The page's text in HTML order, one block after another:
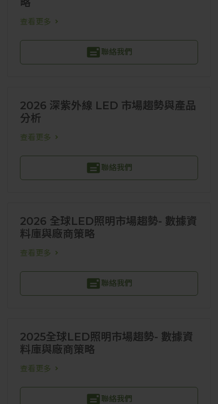
略
查看更多
聯絡我們
2026 深紫外線 LED 市場趨勢與產品
分析
查看更多
聯絡我們
2026 全球LED照明市場趨勢- 數據資
料庫與廠商策略
查看更多
聯絡我們
2025全球LED照明市場趨勢- 數據資
料庫與廠商策略
查看更多
聯絡我們